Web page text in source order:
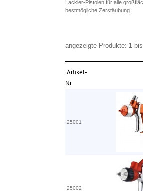
Lackier-Pistolen für alle
bestmögliche Zerstäubung.
angezeigte Produkte: 1 bis
Artikel-
Nr.
25001
25002